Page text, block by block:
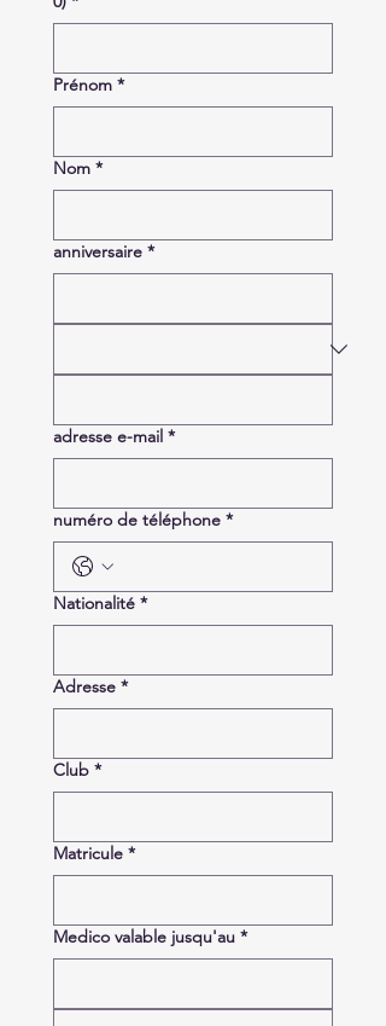
Prénom *
Nom *
anniversaire *
adresse e-mail *
numéro de téléphone *
Nationalité *
Adresse *
Club *
Matricule *
Medico valable jusqu'au *